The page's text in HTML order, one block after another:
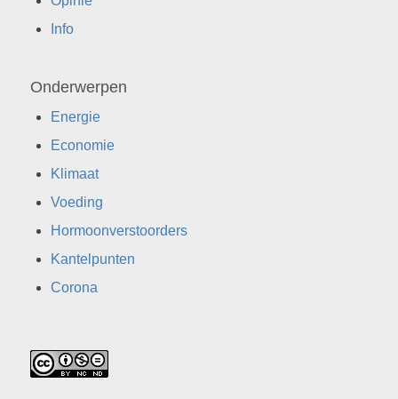
Info
Onderwerpen
Energie
Economie
Klimaat
Voeding
Hormoonverstoorders
Kantelpunten
Corona